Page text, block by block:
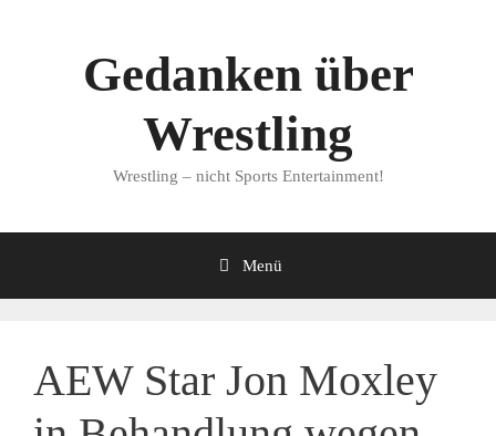
Gedanken über
Wrestling
Wrestling – nicht Sports Entertainment!
Menü
AEW Star Jon Moxley